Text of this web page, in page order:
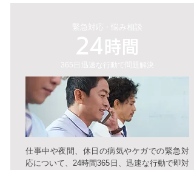
緊急対 応・ 悩み相談
24 時間
365 迅速な行動で​問題解決
仕事中や夜間、休日の病気やケガでの緊急対
応について、24時間365日、迅速な行動で即対